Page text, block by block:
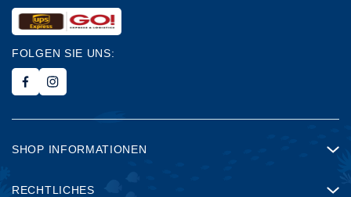
FOLGEN SIE UNS:
SHOP INFORMATIONEN
RECHTLICHES